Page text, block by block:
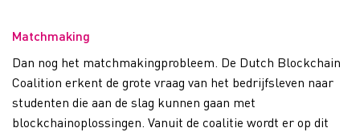
Matchmaking
Dan nog het matchmakingprobleem. De Dutch Blockchain
Coalition erkent de grote vraag van het bedrijfsleven naar
studenten die aan de slag kunnen gaan met
blockchainoplossingen. Vanuit de coalitie wordt er op dit